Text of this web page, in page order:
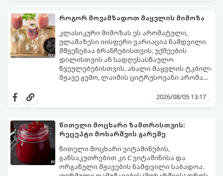
შეწვისას ფორმა იდეალურად შეინარჩუნოს
და არ დაიშალოს.
მომზადების დრო: 20 წუთი (დამატებით
მუხუდოს ჩალბობის დრო: 12-24 საათი)
შეწვის დრო: 10–15 წუთი ულუფა: 20–24 ცალი
ბურთულა (4–6 პორცია)
როგორ მოვამზადოთ მაყვლის მიმოზა
კლასიკური მიმოზას ეს არომატული,
ულამაზესი იისფერი ვარიაცია ნამდვილი
მშვენებაა ბრანჩებისთვის, უქმეების
დილისთვის ან სადღესასწაულო
წვეულებებისთვის. ახალი მაყვლის ტკბილ-
მჟავე გემო, ლაიმის ციტრუსოვანი არომატი
საოცრად დახვეწილ და მაგრილებელ
და მის მომზადებას მინიმალური
პორცია
2026/08/05 13:17
წითელი მოცხარი ზამთრისთვის:
რეცეპტი მოხარშვის გარეშე
წითელი მოცხარი ვიტამინების,
განსაკუთრებით კი C ვიტამინისა და
ორგანული მჟავების ნამდვილი საბადოა.